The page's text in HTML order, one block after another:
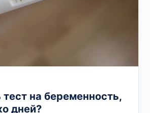
тест на беременность,
дней?